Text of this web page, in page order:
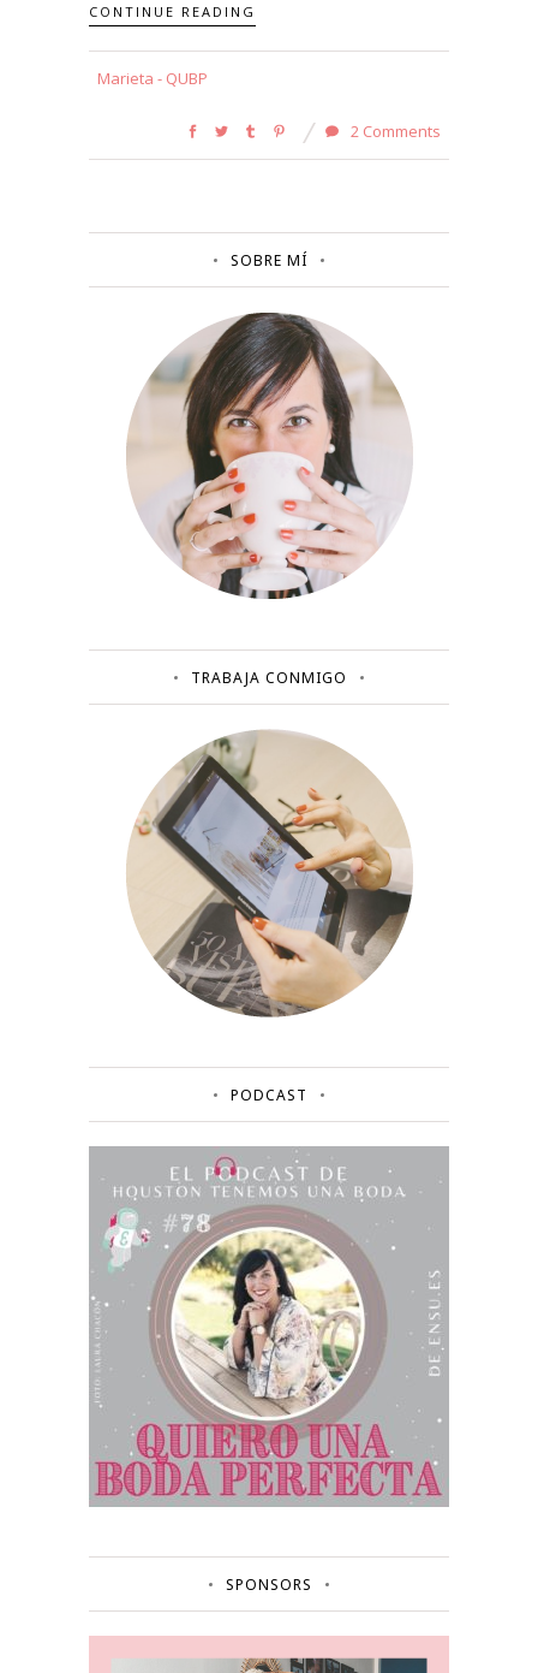
CONTINUE READING
Marieta - QUBP
2 Comments
SOBRE MÍ
TRABAJA CONMIGO
PODCAST
SPONSORS